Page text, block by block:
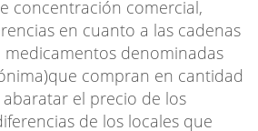
concentración comercial,
en cuanto a las cadenas
denominadas
compran en cantidad
el precio de los
de los locales que